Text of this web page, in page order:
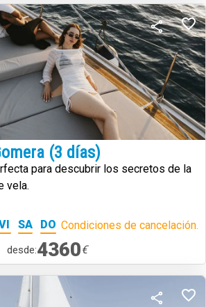
(3 días)
para descubrir los secretos de la
vela.
SA DO Condiciones de cancelación.
desde:4360€